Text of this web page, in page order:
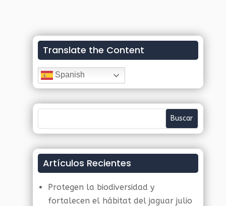
Translate the Content
Spanish
Artículos Recientes
Protegen la biodiversidad y
fortalecen el hábitat del jaguar julio